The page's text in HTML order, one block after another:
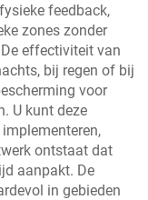
feedback,
zones zonder
effectiviteit van
bij regen of bij
voor
U kunt deze
ontstaat dat
aanpakt. De
in gebieden